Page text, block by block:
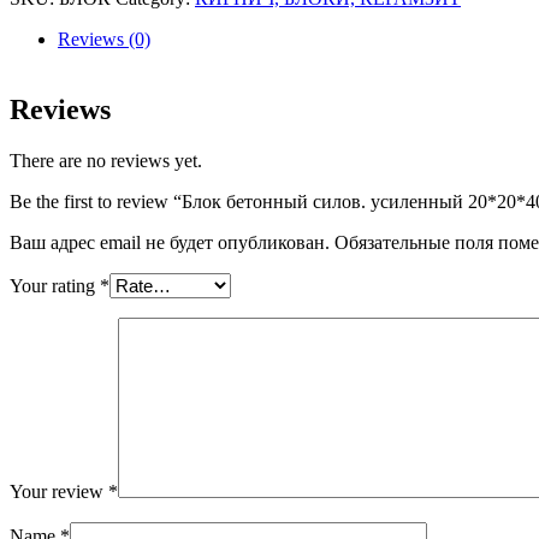
усиленный
20*20*40
1под/60шт
х
кам
Reviews (0)
Reviews
There are no reviews yet.
Be the first to review “Блок бетонный силов. усиленный
Ваш адрес email не будет опубликован. Обязательные поля
Your rating *
Your review *